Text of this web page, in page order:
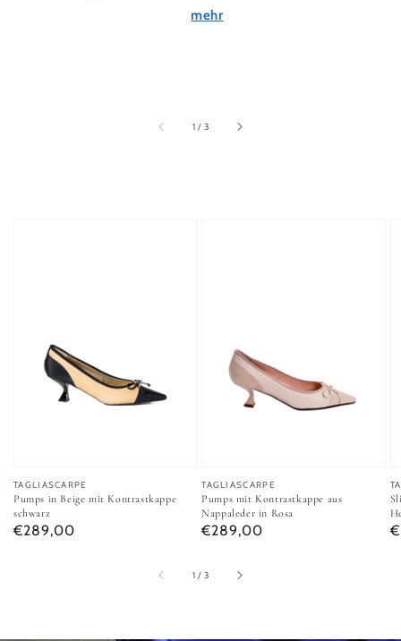
mehr
1 / von
3
Anbieter:
TAGLIASCARPE
Pumps in Beige mit Kontrastkappe
schwarz
Normaler Preis
€289,00
Anbieter:
TAGLIASCARPE
Pumps mit Kontrastkappe aus
Nappaleder in Rosa
Normaler Preis
€289,00
1 / von
3